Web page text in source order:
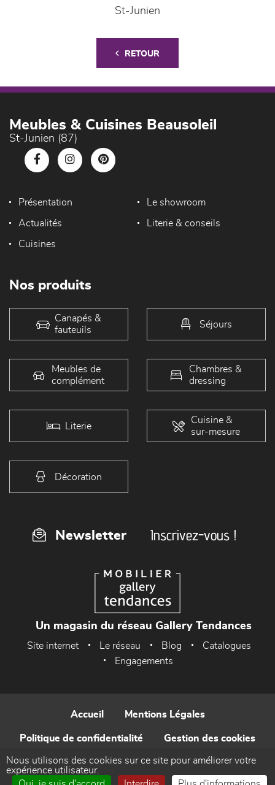
St-Junien
RETOUR
Meubles & Cuisines Beausoleil
St-Junien (87)
Présentation Le showroom
Actualités Literie & conseils
Cuisines
Nos produits
Canapés &
fauteuils
Séjours
Meubles de
complément
Chambres &
dressing
Literie
Cuisine &
sur-mesure
Décoration
Newsletter Inscrivez-vous !
Un magasin du réseau Gallery Tendances
Site internet Le réseau Blog
Catalogues
Engagements
Accueil Mentions Légales
Politique de confidentialité Gestion des cookies
Contact
Nous utilisons des cookies sur ce site pour améliorer votre
expérience utilisateur.